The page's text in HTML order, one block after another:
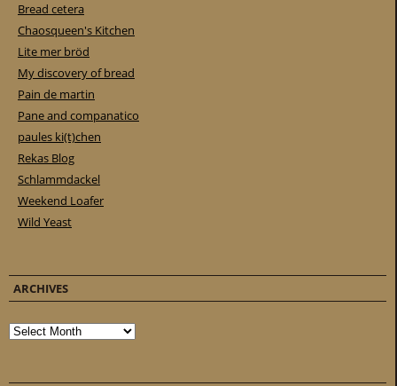
Bread cetera
Chaosqueen's Kitchen
Lite mer bröd
My discovery of bread
Pain de martin
Pane and companatico
paules ki(t)chen
Rekas Blog
Schlammdackel
Weekend Loafer
Wild Yeast
ARCHIVES
Archives